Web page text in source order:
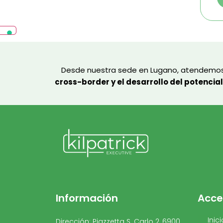
Desde nuestra sede en Lugano,
cross-border y el desarrollo del
Información